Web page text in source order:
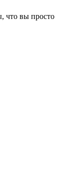
что вы просто